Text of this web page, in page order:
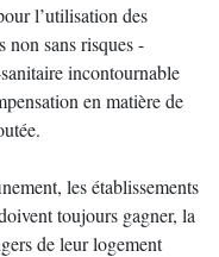
l’utilisation des
non sans risques -
incontournable
en matière de
les établissements
toujours gagner, la
de leur logement